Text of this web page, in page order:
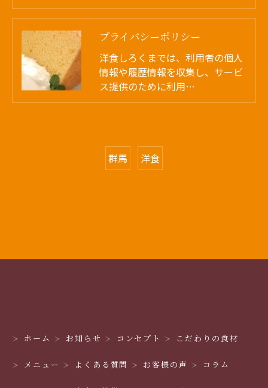
プライバシーポリシー
洋食しろくまでは、利用者の個人
情報や履歴情報を収集し、サービ
ス提供のために利用…
群馬 洋食
ホーム お知らせ コンセプト こだわりの食材
メニュー よくある質問 お客様の声 コラム